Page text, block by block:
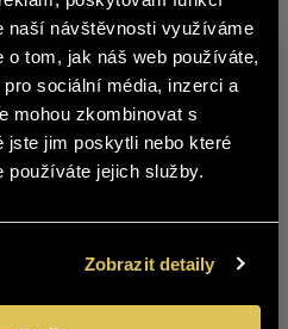
naší návštěvnosti využíváme
o tom, jak náš web používáte,
sociální média, inzerci a
mohou zkombinovat s
jim poskytli nebo které
používáte jejich služby.
Zobrazit detaily
CABERNET
SAUVIGNON 2023
SEKT website
people under 18
of age.
NO